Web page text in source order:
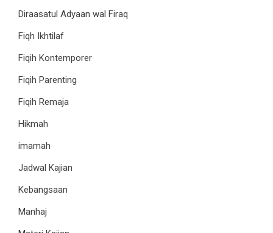
Diraasatul Adyaan wal Firaq
Fiqh Ikhtilaf
Fiqih Kontemporer
Fiqih Parenting
Fiqih Remaja
Hikmah
imamah
Jadwal Kajian
Kebangsaan
Manhaj